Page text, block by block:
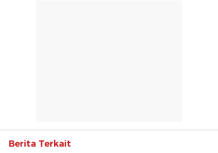
Berita Terkait